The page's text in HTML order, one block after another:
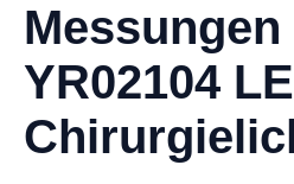
YR02104